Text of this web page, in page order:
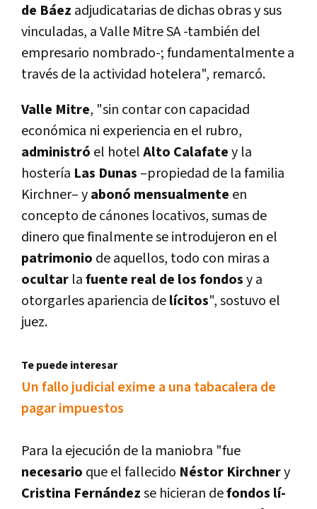
de Báez adjudicatarias de dichas obras y sus
vinculadas, a Valle Mitre SA -también del
empresario nombrado-; fundamentalmente a
través de la actividad hotelera", remarcó.
Valle Mitre, "sin contar con capacidad
económica ni experiencia en el rubro,
administró el hotelAlto Calafatey la
hosterí­a Las Dunas –propiedad de la familia
Kirchner– yabonó mensualmente en
concepto de cánones locativos, sumas de
dinero que finalmente se introdujeron en el
patrimonio de aquellos, todo con miras a
ocultar lafuente real de los fondosy a
otorgarles apariencia delí­citos", sostuvo el
juez.
Te puede interesar
Un fallo judicial exime a una tabacalera de
pagar impuestos
Para la ejecución de la maniobra "fue
necesario que el fallecido Néstor Kirchnery
Cristina Fernándezse hicieran defondos lí­